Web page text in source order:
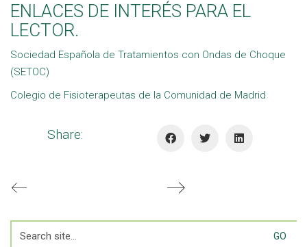
ENLACES DE INTERÉS PARA EL
LECTOR.
Sociedad Española de Tratamientos con Ondas de Choque
(SETOC)
Colegio de Fisioterapeutas de la Comunidad de Madrid
Share:
for: